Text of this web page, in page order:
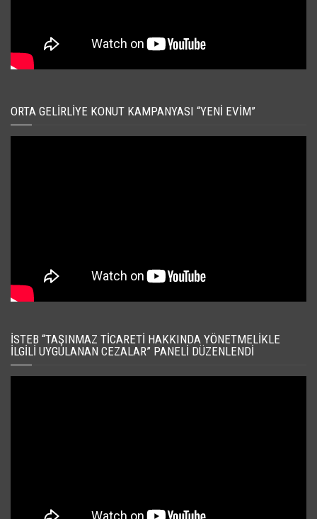
ORTA GELIRLIYE KONUT KAMPANYASI “YENI EVIM”
İSTEB “TAŞINMAZ TICARETI HAKKINDA YÖNETMELIKLE
İLGILI UYGULANAN CEZALAR” PANELI DÜZENLENDI